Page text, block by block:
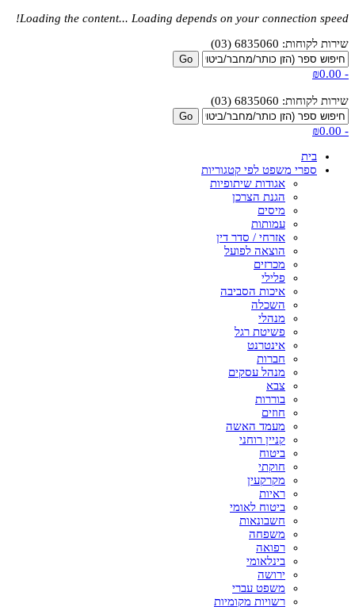
Loading the content... Loading depends on your connection speed!
שירות לקוחות: 6835060 (03)
-
₪0.00
שירות לקוחות: 6835060 (03)
-
₪0.00
בית
ספרי משפט לפי קטגוריות
אגודות שיתופיות
הגנת הצרכן
מיסים
עמותות
אזרחי / סדר דין
הוצאה לפועל
מכרזים
פלילי
איכות הסביבה
השכלה
מנהלי
פשיטת רגל
אינטרנט
חברות
מנהל עסקים
צבא
בוררות
חוזים
מעמד האשה
קניין רוחני
ביטוח
חוקתי
מקרקעין
ראיות
ביטוח לאומי
חשבונאות
משפחה
רפואה
בינלאומי
ירושה
משפט עברי
רשויות מקומיות